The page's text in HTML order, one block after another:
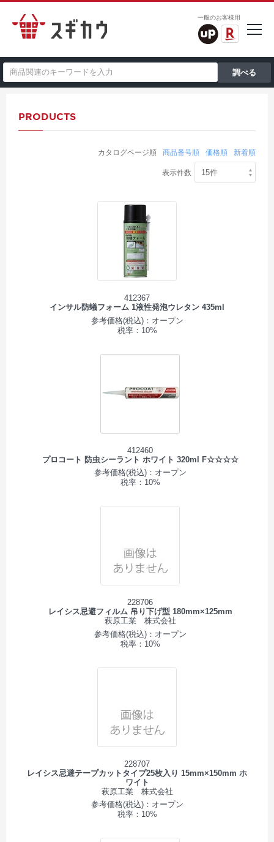
一般のお客様用
PRODUCTS
カタログページ順 商品番号順 価格順 新着順
表示件数
412367
インサル防蟻フォーム 1液性発泡ウレタン 435ml
参考価格(税込)：オープン
税率：10%
412460
プロコート 防虫シーラント ホワイト 320ml F☆☆☆☆
参考価格(税込)：オープン
税率：10%
228706
レイシス忌避フィルム 吊り下げ型 180mm×125mm
萩原工業 株式会社
参考価格(税込)：オープン
税率：10%
228707
レイシス忌避テープカットタイプ25枚入り 15mm×150mm ホ
ワイト
萩原工業 株式会社
参考価格(税込)：オープン
税率：10%